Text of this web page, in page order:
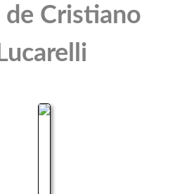
de Cristiano
Lucarelli